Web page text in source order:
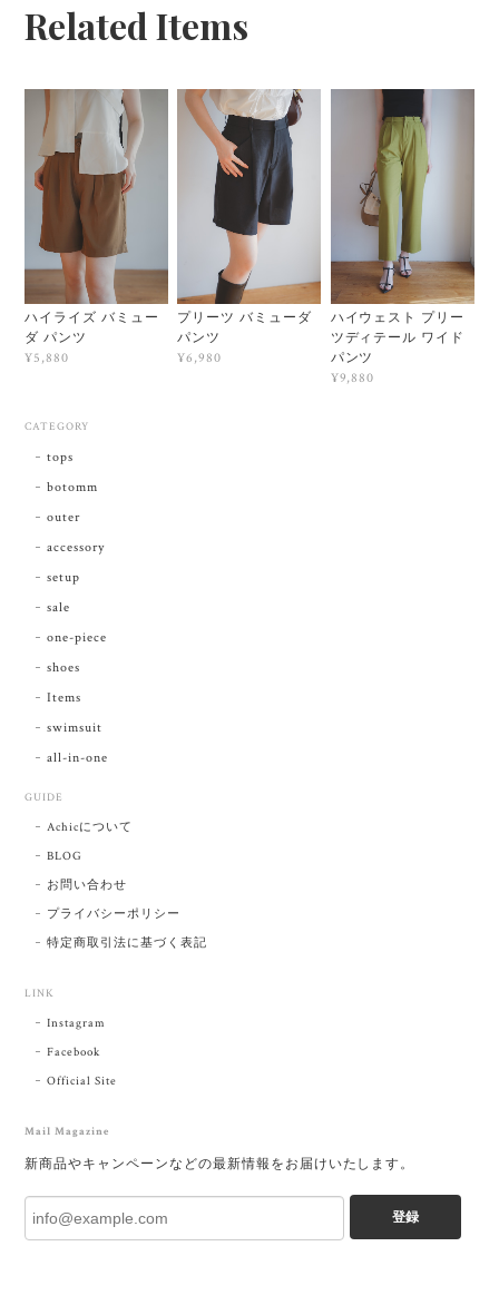
Related Items
ハイライズ バミュー
ダ パンツ
¥5,880
プリーツ バミューダ
パンツ
¥6,980
ハイウェスト プリー
ツディテール ワイド
パンツ
¥9,880
CATEGORY
tops
botomm
outer
accessory
setup
sale
one-piece
shoes
Items
swimsuit
all-in-one
GUIDE
Achicについて
BLOG
お問い合わせ
プライバシーポリシー
特定商取引法に基づく表記
LINK
Instagram
Facebook
Official Site
Mail Magazine
新商品やキャンペーンなどの最新情報をお届けいたします。
登録